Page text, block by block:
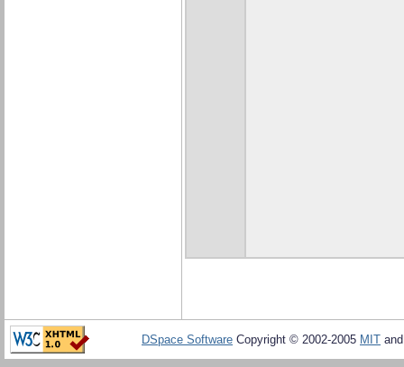
DSpace Software Copyright © 2002-2005 MIT